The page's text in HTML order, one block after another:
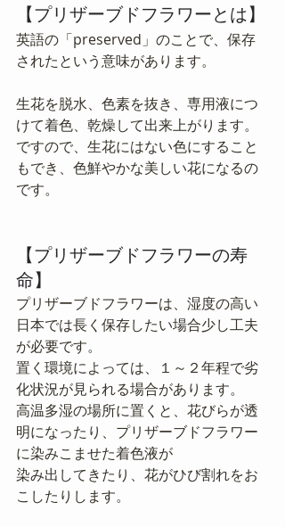
【プリザーブドフラワーとは】
英語の「preserved」のことで、保存
されたという意味があります。
生花を脱水、色素を抜き、専用液につ
けて着色、乾燥して出来上がります。
ですので、生花にはない色にすること
もでき、色鮮やかな美しい花になるの
です。
【プリザーブドフラワーの寿
命】
プリザーブドフラワーは、湿度の高い
日本では長く保存したい場合少し工夫
が必要です。
置く環境によっては、１～２年程で劣
化状況が見られる場合があります。
高温多湿の場所に置くと、花びらが透
明になったり、プリザーブドフラワー
に染みこませた着色液が
染み出してきたり、花がひび割れをお
こしたりします。